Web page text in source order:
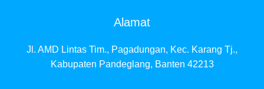
Alamat
Jl. AMD Lintas Tim., Pagadungan, Kec. Karang Tj.,
Kabupaten Pandeglang, Banten 42213